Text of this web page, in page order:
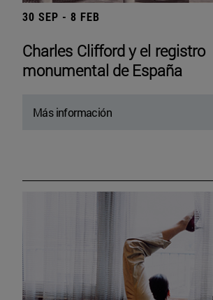
30 SEP - 8 FEB
Charles Clifford y el registro
monumental de España
Más información